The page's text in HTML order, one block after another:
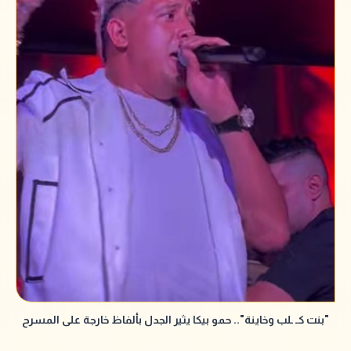
"بنت كـ ـلب وخاينة".. حمو بيكا يثير الجدل بألفاظ خارجة على المسرح